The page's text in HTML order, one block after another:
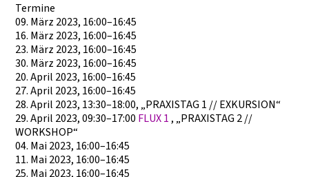
Termine
09. März 2023, 16:00–16:45
16. März 2023, 16:00–16:45
23. März 2023, 16:00–16:45
30. März 2023, 16:00–16:45
20. April 2023, 16:00–16:45
27. April 2023, 16:00–16:45
28. April 2023, 13:30–18:00, „PRAXISTAG 1 // EXKURSION“
29. April 2023, 09:30–17:00 FLUX 1, „PRAXISTAG 2 //
WORKSHOP“
04. Mai 2023, 16:00–16:45
11. Mai 2023, 16:00–16:45
25. Mai 2023, 16:00–16:45